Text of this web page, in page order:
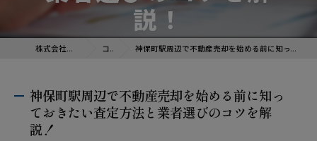
説！
株式会社トップトラスト コラム 神保町駅周辺で不動産売却を始める前に知っておきたい査定方法と業者選びのコツを解説！
神保町駅周辺で不動産売却を始める前に知っ
ておきたい査定方法と業者選びのコツを解
説！